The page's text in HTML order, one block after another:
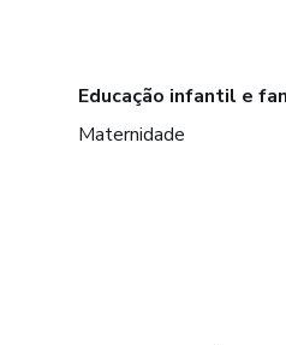
Educação infantil e
Maternidade